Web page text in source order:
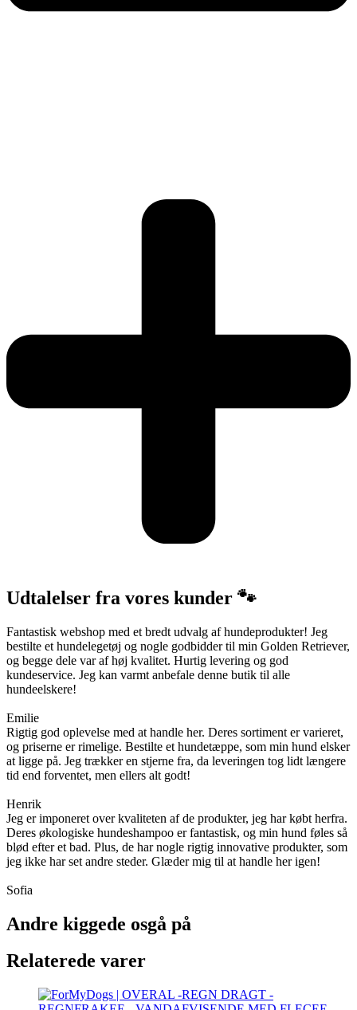
Udtalelser fra vores kunder 🐾
Fantastisk webshop med et bredt udvalg af hundeprodukter! Jeg
bestilte et hundelegetøj og nogle godbidder til min Golden Retriever,
og begge dele var af høj kvalitet. Hurtig levering og god
kundeservice. Jeg kan varmt anbefale denne butik til alle
hundeelskere!
Emilie
Rigtig god oplevelse med at handle her. Deres sortiment er varieret,
og priserne er rimelige. Bestilte et hundetæppe, som min hund elsker
at ligge på. Jeg trækker en stjerne fra, da leveringen tog lidt længere
tid end forventet, men ellers alt godt!
Henrik
Jeg er imponeret over kvaliteten af de produkter, jeg har købt herfra.
Deres økologiske hundeshampoo er fantastisk, og min hund føles så
blød efter et bad. Plus, de har nogle rigtig innovative produkter, som
jeg ikke har set andre steder. Glæder mig til at handle her igen!
Sofia
Andre kiggede osgå på
Relaterede varer